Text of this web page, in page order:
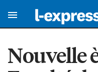
Nouvelle